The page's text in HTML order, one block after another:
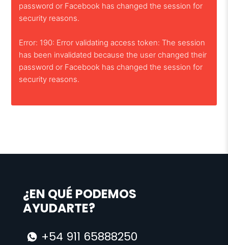
password or Facebook has changed the session for
security reasons.
Error: 190: Error validating access token: The session
has been invalidated because the user changed their
password or Facebook has changed the session for
security reasons.
¿EN QUÉ PODEMOS
AYUDARTE?
+54 911 65888250